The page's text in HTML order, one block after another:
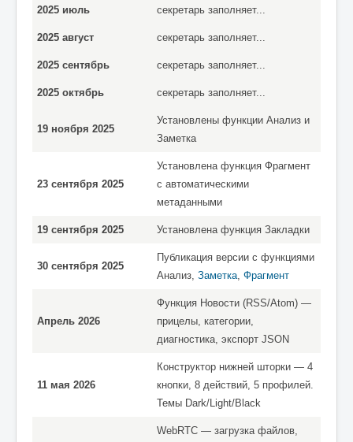
2025 июль секретарь заполняет...
2025 август секретарь заполняет...
2025 сентябрь секретарь заполняет...
2025 октябрь секретарь заполняет...
19 ноября 2025
Установлены функции Анализ и
Заметка
23 сентября 2025
Установлена функция Фрагмент
с автоматическими
метаданными
19 сентября 2025 Установлена функция Закладки
30 сентября 2025
Публикация версии с функциями
Анализ, Заметка, Фрагмент
Апрель 2026
Функция Новости (RSS/Atom) —
прицелы, категории,
диагностика, экспорт JSON
11 мая 2026
Конструктор нижней шторки — 4
кнопки, 8 действий, 5 профилей.
Темы Dark/Light/Black
WebRTC — загрузка файлов,